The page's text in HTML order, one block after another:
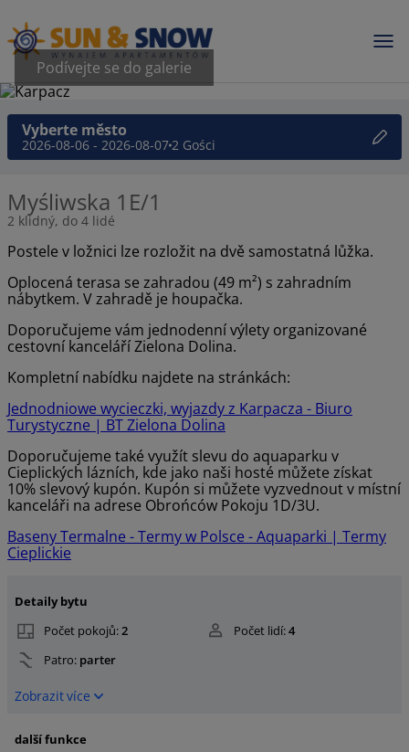
Podívejte se do galerie
Vyberte město
2026-08-06 - 2026-08-072 Gości
Myśliwska 1E/1
2 klidný, do 4 lidé
Postele v ložnici lze rozložit na dvě samostatná lůžka.
Oplocená terasa se zahradou (49 m²) s zahradním
nábytkem. V zahradě je houpačka.
Doporučujeme vám jednodenní výlety organizované
cestovní kanceláří Zielona Dolina.
Kompletní nabídku najdete na stránkách:
Jednodniowe wycieczki, wyjazdy z Karpacza - Biuro
Turystyczne | BT Zielona Dolina
Doporučujeme také využít slevu do aquaparku v
Cieplických lázních, kde jako naši hosté můžete získat
10% slevový kupón. Kupón si můžete vyzvednout v místní
kanceláři na adrese Obrońców Pokoju 1D/3U.
Baseny Termalne - Termy w Polsce - Aquaparki | Termy
Cieplickie
Detaily bytu
Počet pokojů:2 Počet lidí:4
Patro: parter
Zobrazit více
další funkce